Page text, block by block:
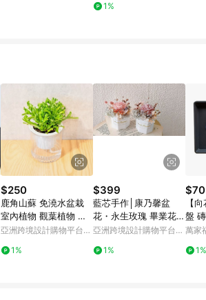
1%
$250
鹿角山蘇 免澆水盆栽
室內植物 觀葉植物 禮
物 辦公室小物
亞洲跨境設計購物平台
1%
$399
藍芯手作│康乃馨盆
花・永生玫瑰 畢業花束
生日禮物 母親節禮盒
亞洲跨境設計購物平台
1%
$70
【
盤
萬家
1%